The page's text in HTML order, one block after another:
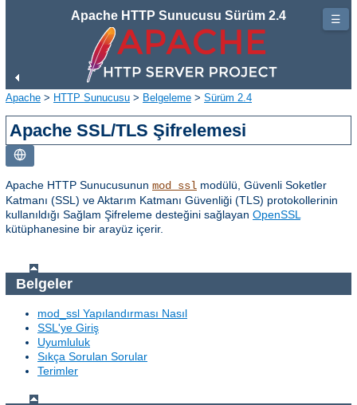
Apache HTTP Sunucusu Sürüm 2.4
Apache > HTTP Sunucusu > Belgeleme > Sürüm 2.4
Apache SSL/TLS Şifrelemesi
Apache HTTP Sunucusunun mod_ssl modülü, Güvenli Soketler
Katmanı (SSL) ve Aktarım Katmanı Güvenliği (TLS) protokollerinin
kullanıldığı Sağlam Şifreleme desteğini sağlayan OpenSSL
kütüphanesine bir arayüz içerir.
Belgeler
mod_ssl Yapılandırması Nasıl
SSL'ye Giriş
Uyumluluk
Sıkça Sorulan Sorular
Terimler
☰